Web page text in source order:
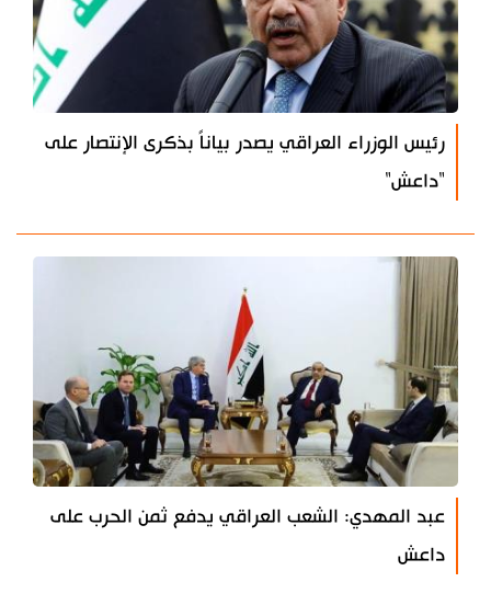
رئيس الوزراء العراقي يصدر بياناً بذكرى الإنتصار على
"داعش"
عبد المهدي: الشعب العراقي يدفع ثمن الحرب على
داعش